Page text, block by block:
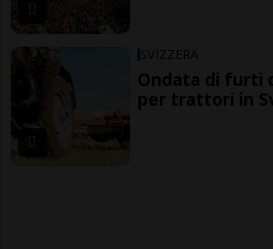
SVIZZERA
Ondata di furti
per trattori in